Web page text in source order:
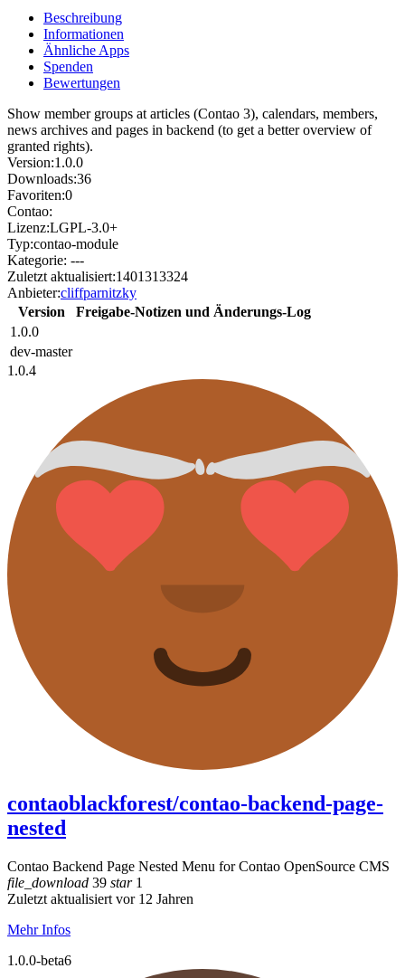
Beschreibung
Informationen
Ähnliche Apps
Spenden
Bewertungen
Show member groups at articles (Contao 3), calendars, members,
news archives and pages in backend (to get a better overview of
granted rights).
Version:1.0.0
Downloads:36
Favoriten:0
Contao:
Lizenz:LGPL-3.0+
Typ:contao-module
Kategorie: ---
Zuletzt aktualisiert:1401313324
Anbieter:cliffparnitzky
Version
Freigabe-Notizen und Änderungs-Log
1.0.0
dev-master
1.0.4
contaoblackforest/contao-backend-page-
nested
Contao Backend Page Nested Menu for Contao OpenSource CMS
file_download 39 star1
Zuletzt aktualisiert vor 12 Jahren
Mehr Infos
1.0.0-beta6